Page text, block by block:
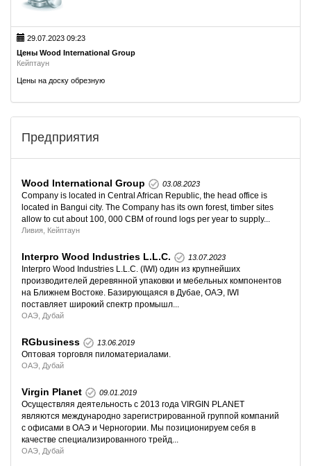
29.07.2023 09:23
Цены Wood International Group
Кейптаун
Цены на доску обрезную
Предприятия
Wood International Group 03.08.2023
Company is located in Central African Republic, the head office is
located in Bangui city. The Company has its own forest, timber sites
allow to cut about 100, 000 CBM of round logs per year to supply...
Ливия, Кейптаун
Interpro Wood Industries L.L.C. 13.07.2023
Interpro Wood Industries L.L.C. (IWI) один из крупнейших
производителей деревянной упаковки и мебельных компонентов
на Ближнем Востоке. Базирующаяся в Дубае, ОАЭ, IWI
поставляет широкий спектр промышл...
ОАЭ, Дубай
RGbusiness 13.06.2019
Оптовая торговля пиломатериалами.
ОАЭ, Дубай
Virgin Planet 09.01.2019
Осуществляя деятельность с 2013 года VIRGIN PLANET
являются международно зарегистрированной группой компаний
с офисами в ОАЭ и Черногории. Мы позиционируем себя в
качестве специализированного трейд...
ОАЭ, Дубай